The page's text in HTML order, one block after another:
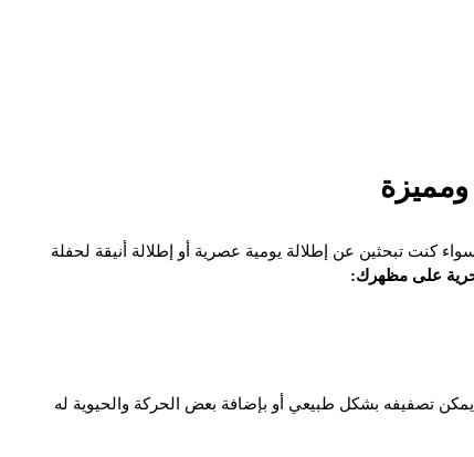
كنت تبحثين عن إطلالة يومية عصرية أو إطلالة أنيقة لحفلة
على مظهرك:
تصفيفه بشكل طبيعي أو بإضافة بعض الحركة والحيوية له